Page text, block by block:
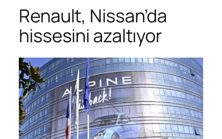
Renault, Nissan’da
hissesini azaltıyor